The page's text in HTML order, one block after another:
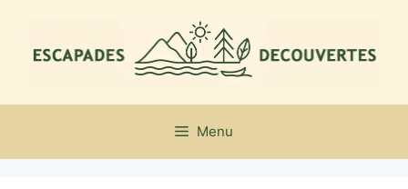
contenu
Menu